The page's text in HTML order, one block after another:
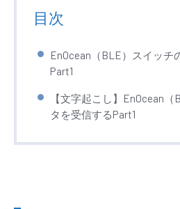
目次
EnOcean（BLE）スイッチ
Part1
【文字起こし】EnOcean
タを受信するPart1